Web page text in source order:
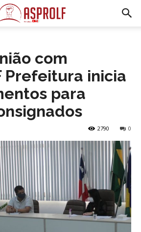
com
Prefeitura inicia
para
0
2790